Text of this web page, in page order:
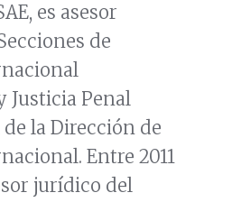
es asesor
de
Justicia Penal
la Dirección de
Entre 2011
jurídico del